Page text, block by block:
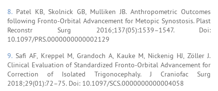
8. Patel KB, Skolnick GB, Mulliken JB. Anthropometric Outcomes
following Fronto-Orbital Advancement for Metopic Synostosis. Plast
Reconstr Surg 2016;137(05):1539–1547. Doi:
10.1097/PRS.0000000000002129
9. Safi AF, Kreppel M, Grandoch A, Kauke M, Nickenig HJ, Zöller J.
Clinical Evaluation of Standardized Fronto-Orbital Advancement for
Correction of Isolated Trigonocephaly. J Craniofac Surg
2018;29(01):72–75. Doi: 10.1097/SCS.0000000000004058